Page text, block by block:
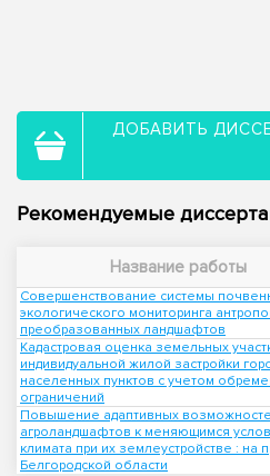
ДОБАВИТЬ
Рекомендуемые
Название работы
Совершенствование системы
экологического мониторинга
преобразованных ландшафтов
Кадастровая оценка земельных
индивидуальной жилой застройки
населенных пунктов с учетом
ограничений
Повышение адаптивных
агроландшафтов к меняющимся
климата при их землеустройстве : на
Белгородской области